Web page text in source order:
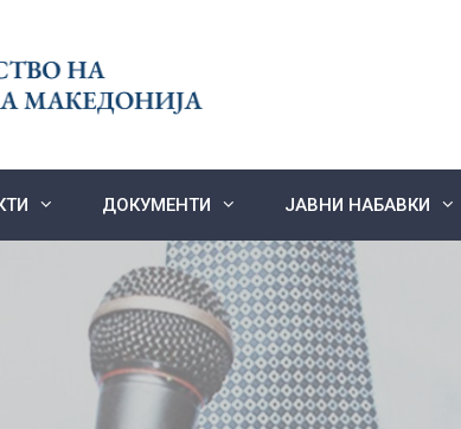
ДОКУМЕНТИ ЈАВНИ НАБАВКИ